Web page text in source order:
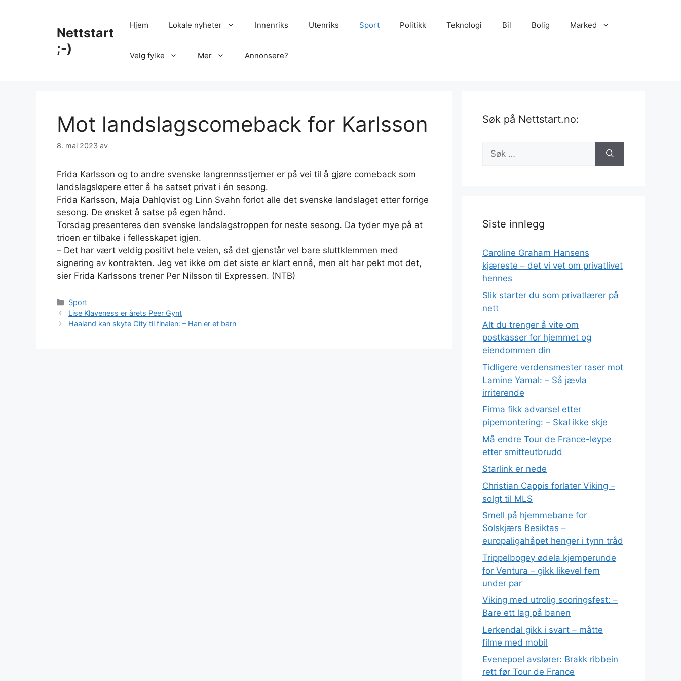
Nettstart
;-)
Hjem Lokale nyheter Innenriks Utenriks Sport Politikk Teknologi Bil Bolig Marked
Velg fylke Mer Annonsere?
Mot landslagscomeback for Karlsson
8. mai 2023 av
Frida Karlsson og to andre svenske langrennsstjerner er på vei til å gjøre comeback som
landslagsløpere etter å ha satset privat i én sesong.
Frida Karlsson, Maja Dahlqvist og Linn Svahn forlot alle det svenske landslaget etter forrige
sesong. De ønsket å satse på egen hånd.
Torsdag presenteres den svenske landslagstroppen for neste sesong. Da tyder mye på at
trioen er tilbake i fellesskapet igjen.
– Det har vært veldig positivt hele veien, så det gjenstår vel bare sluttklemmen med
signering av kontrakten. Jeg vet ikke om det siste er klart ennå, men alt har pekt mot det,
sier Frida Karlssons trener Per Nilsson til Expressen. (NTB)
Kategorier
Sport
Lise Klaveness er årets Peer Gynt
Haaland kan skyte City til finalen: – Han er et barn
Søk på Nettstart.no:
Søk
etter:
Siste innlegg
Caroline Graham Hansens
kjæreste – det vi vet om privatlivet
hennes
Slik starter du som privatlærer på
nett
Alt du trenger å vite om
postkasser for hjemmet og
eiendommen din
Tidligere verdensmester raser mot
Lamine Yamal: – Så jævla
irriterende
Firma fikk advarsel etter
pipemontering: – Skal ikke skje
Må endre Tour de France-løype
etter smitteutbrudd
Starlink er nede
Christian Cappis forlater Viking –
solgt til MLS
Smell på hjemmebane for
Solskjærs Besiktas –
europaligahåpet henger i tynn tråd
Trippelbogey ødela kjemperunde
for Ventura – gikk likevel fem
under par
Viking med utrolig scoringsfest: –
Bare ett lag på banen
Lerkendal gikk i svart – måtte
filme med mobil
Evenepoel avslører: Brakk ribbein
rett før Tour de France